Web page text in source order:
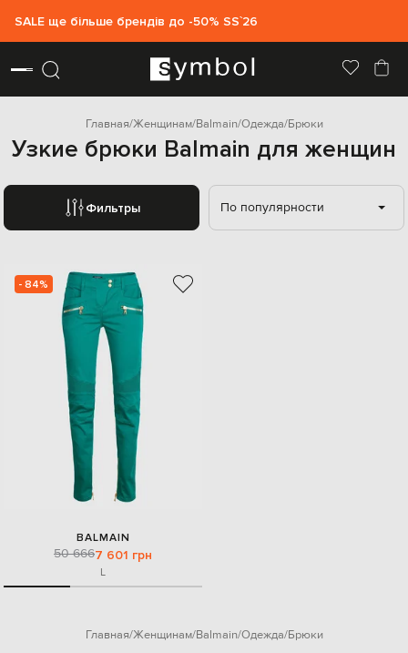
SALE ще більше брендів до -50% SS`26
Главная Женщинам Balmain Одежда Брюки
Узкие брюки Balmain для женщин
Фильтры По популярности
- 84%
BALMAIN
50 6667 601 грн
L
Главная Женщинам Balmain Одежда Брюки